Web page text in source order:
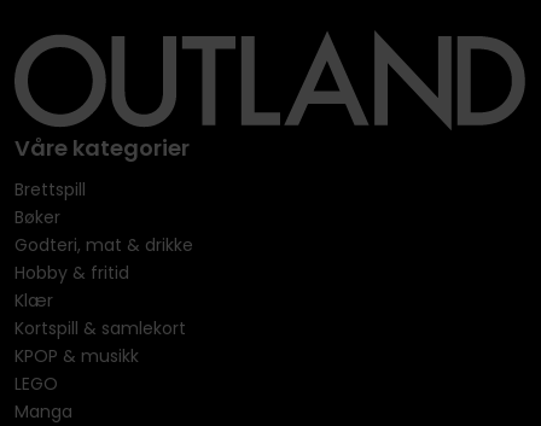
Våre kategorier
Brettspill
Bøker
Godteri, mat & drikke
Hobby & fritid
Klær
Kortspill & samlekort
KPOP & musikk
LEGO
Manga